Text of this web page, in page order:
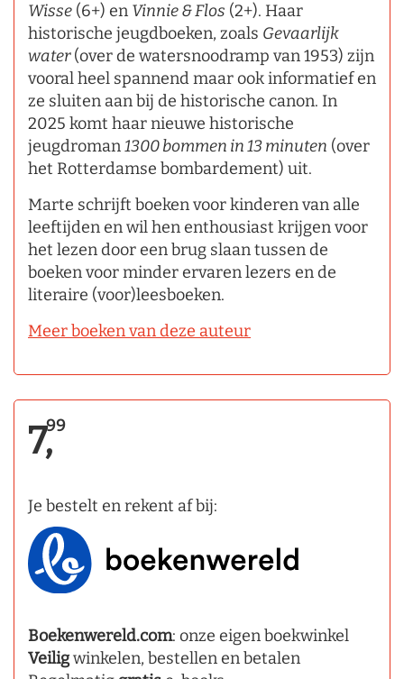
Wisse (6+) en Vinnie & Flos (2+). Haar
historische jeugdboeken, zoals Gevaarlijk
water(over de watersnoodramp van 1953) zijn
vooral heel spannend maar ook informatief en
ze sluiten aan bij de historische canon. In
2025 komt haar nieuwe historische
jeugdroman1300 bommen in 13 minuten (over
het Rotterdamse bombardement) uit.
Marte schrijft boeken voor kinderen van alle
leeftijden en wil hen enthousiast krijgen voor
het lezen door een brug slaan tussen de
boeken voor minder ervaren lezers en de
literaire (voor)leesboeken.
Meer boeken van deze auteur
7,99
Je bestelt en rekent af bij:
Boekenwereld.com: onze eigen boekwinkel
Veiligwinkelen, bestellen en betalen